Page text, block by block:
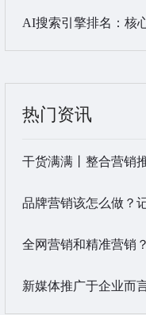
热门资讯